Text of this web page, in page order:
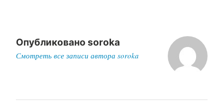
Опубликовано soroka
Смотреть все записи автора soroka